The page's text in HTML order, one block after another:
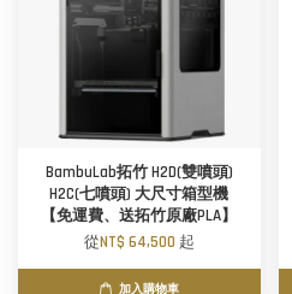
BambuLab拓竹 H2D(雙噴頭)
H2C(七噴頭) 大尺寸箱型機
【免運費、送拓竹原廠PLA】
從NT$ 64,500 起
加入購物車